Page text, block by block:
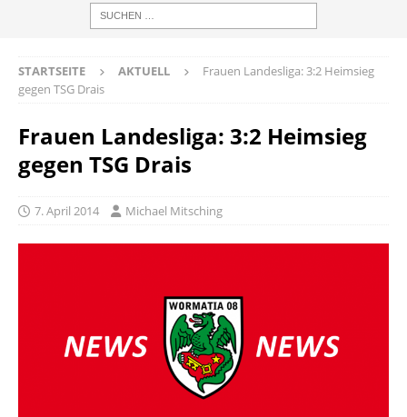
STARTSEITE AKTUELL
Frauen Landesliga: 3:2 Heimsieg
gegen TSG Drais
Frauen Landesliga: 3:2 Heimsieg
gegen TSG Drais
7. April 2014 Michael Mitsching